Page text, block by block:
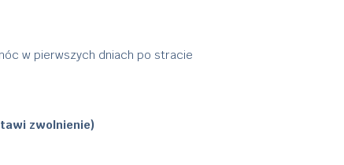
w pierwszych dniach po stracie
zwolnienie)